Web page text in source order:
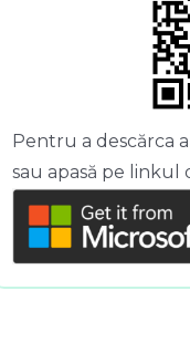
Pentru a descărca
sau apasă pe linkul